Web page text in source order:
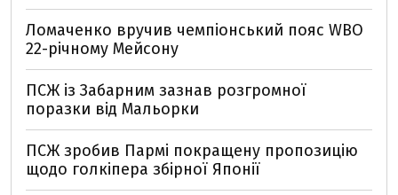
Ломаченко вручив чемпіонський пояс WBO
22-річному Мейсону
ПСЖ із Забарним зазнав розгромної
поразки від Мальорки
ПСЖ зробив Пармі покращену пропозицію
щодо голкіпера збірної Японії